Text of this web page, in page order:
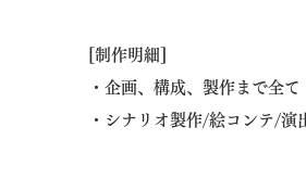
[制作明細]
・企画、構成、製作まで全て
・シナリオ製作/絵コンテ/演